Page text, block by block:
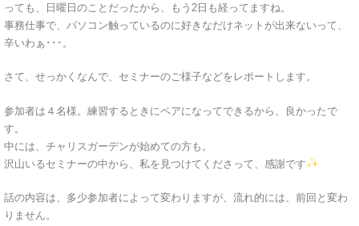
っても、日曜日のことだったから、もう2日も経ってますね。
事務仕事で、パソコン触っているのに好きなだけネットが出来ないって、
辛いわぁ･･･。
さて、せっかくなんで、セミナーのご様子などをレポートします。
参加者は４名様。練習するときにペアになってできるから、良かったで
す。
中には、チャリスガーデンが始めての方も。
沢山いるセミナーの中から、私を見つけてくださって、感謝です
話の内容は、多少参加者によって変わりますが、流れ的には、前回と変わ
りません。